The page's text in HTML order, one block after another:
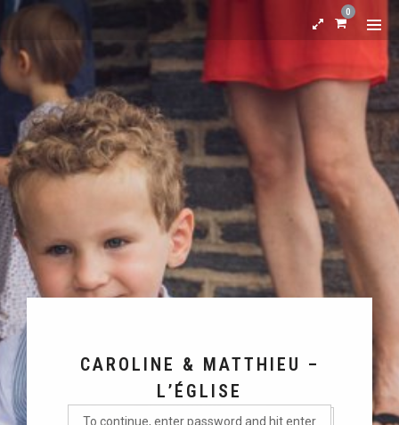
0
CAROLINE & MATTHIEU –
L’ÉGLISE